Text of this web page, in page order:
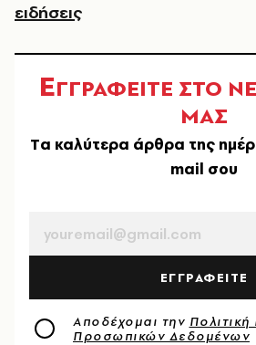
ειδήσεις
ΕΓΓΡΑΦΕΙΤΕ ΣΤΟ
ΜΑΣ
Tα καλύτερα άρθρα της
mail σου
ΕΓΓΡΑΦΕΙΤΕ
Αποδέχομαι την
Προσωπικών Δεδομένων